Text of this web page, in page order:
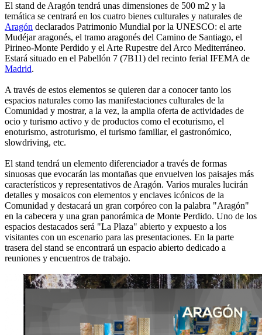
El stand de Aragón tendrá unas dimensiones de 500 m2 y la
temática se centrará en los cuatro bienes culturales y naturales de
Aragón declarados Patrimonio Mundial por la UNESCO: el arte
Mudéjar aragonés, el tramo aragonés del Camino de Santiago, el
Pirineo-Monte Perdido y el Arte Rupestre del Arco Mediterráneo.
Estará situado en el Pabellón 7 (7B11) del recinto ferial IFEMA de
Madrid.
A través de estos elementos se quieren dar a conocer tanto los
espacios naturales como las manifestaciones culturales de la
Comunidad y mostrar, a la vez, la amplia oferta de actividades de
ocio y turismo activo y de productos como el ecoturismo, el
enoturismo, astroturismo, el turismo familiar, el gastronómico,
slowdriving, etc.
El stand tendrá un elemento diferenciador a través de formas
sinuosas que evocarán las montañas que envuelven los paisajes más
característicos y representativos de Aragón. Varios murales lucirán
detalles y mosaicos con elementos y enclaves icónicos de la
Comunidad y destacará un gran corpóreo con la palabra "Aragón"
en la cabecera y una gran panorámica de Monte Perdido. Uno de los
espacios destacados será "La Plaza" abierto y expuesto a los
visitantes con un escenario para las presentaciones. En la parte
trasera del stand se encontrará un espacio abierto dedicado a
reuniones y encuentros de trabajo.